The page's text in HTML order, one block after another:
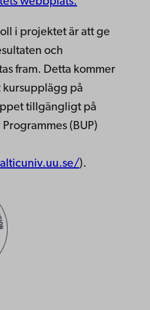
i projektet är att ge
och
fram. Detta kommer
kursupplägg på
tillgängligt på
(BUP)
).